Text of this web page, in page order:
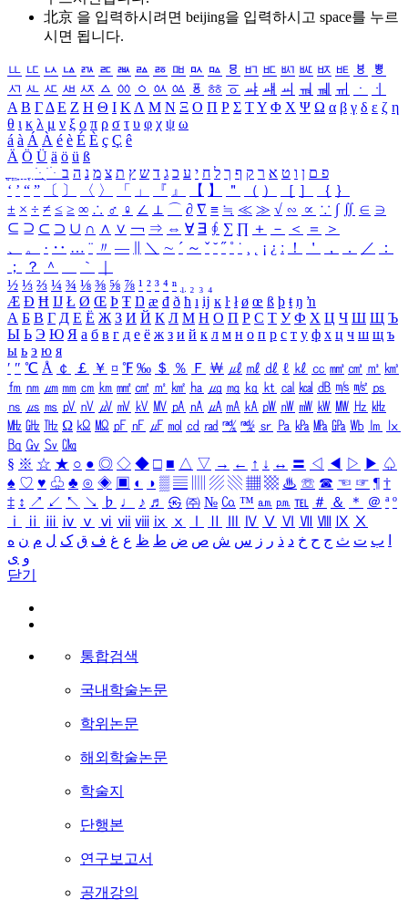
北京 을 입력하시려면 beijing을 입력하시고 space를 누르
시면 됩니다.
ㅥ ㅦ ㅧ ㅨ ㅩ ㅪ ㅫ ㅬ ㅭ ㅮ ㅯ ㅰ ㅱ ㅲ ㅳ ㅴ ㅵ ㅶ ㅷ ㅸ
ㅹ
ㅺ ㅻ ㅼ ㅽ ㅾ ㅿ ㆀ ㆁ ㆂ ㆃ ㆄ ㆅ ㆆ ㆇ ㆈ ㆉ ㆊ ㆋ ㆌ ㆍ
ㆎ
Α Β ΓΔ Ε Ζ Η Θ Ι ΚΛ Μ Ν Ξ Ο Π Ρ Σ ΤΥ Φ Χ Ψ Ω α β γ δ ε ζ η
θ ι κ λ μ ν ξ ο π ρ σ τ υ φ χ ψ ω
á à Á À é è É È ç Ç ê
Ä Ö Ü ä ö ü ß
ִֶֹ ֻּ ׁׂ פ ם ן ו ט א ר ק ף ך ל ח י ע כ ג ד ש ץ ת צ מ נ ה ב
‘ ’ “ ” 〔 〕 〈 〉 「 」 『 』 【 】 ＂ （ ） ［ ］ ｛ ｝
± × ÷ ≠ ≤ ≥ ∞ ∴ ♂ ♀ ∠ ⊥ ⌒ ∂ ∇ ≡ ≒ ≪ ≫ √ ∽ ∝ ∵ ∫ ∬ ∈ ∋
⊆ ⊇ ⊂ ⊃ ∪ ∩ ∧ ∨ ￢ ⇒ ⇔ ∀ ∃ ∮ ∑ ∏ ＋ － ＜ ＝
＞
、
。 · ‥ … ¨ 〃 ― ＼ ∼ ´ ～ ˇ ˘ ˝ ˚ ˙ ¸ ¡ ¿ ː ！ ＇ ， ． ／
：
；
？ ＾ ｀
½ ⅓ ⅔ ¼ ¾ ⅛ ⅜ ⅝ ⅞ ¹ ² ³ ⁴ ⁿ ₁ ₂ ₃ ₄
Æ Ð Ħ Ĳ Ł Ø Œ Þ Ŧ Ŋ æ đ ð ħ ı ĳ ĸ ŀ ł ø œ ß þ ŧ ŋ ŉ
А Б В Г Д Е Ё Ж З И Й К Л М Н О П Р С Т У Ф Х Ц Ч Ш Щ Ъ
Ы Ь Э Ю Я а б в г д е ё ж з и й к л м н о п р с т у ф х ц ч ш щ ъ
ы ь э ю я
′ ″ ℃ Å ￠ ￡ ￥ ¤ ℉ ‰ ＄ ％ Ｆ ￦ ㎕ ㎖ ㎗ ℓ ㎘ ㏄ ㎣ ㎤ ㎥ ㎦
㎙ ㎚ ㎛ ㎜ ㎝ ㎞ ㎟ ㎠ ㎡ ㎢ ㏊ ㎍ ㎎ ㎏ ㏏ ㎈ ㎉ ㏈ ㎧ ㎨ ㎰
㎱ ㎲ ㎳ ㎴ ㎵ ㎶ ㎷ ㎸ ㎹ ㎀ ㎁ ㎂ ㎃ ㎄ ㎺ ㎻ ㎽ ㎾ ㎿ ㎐ ㎑
㎒ ㎓ ㎔ Ω ㏀ ㏁ ㎊ ㎋ ㎌ ㏖ ㏅ ㎭ ㎮ ㎯ ㏛ ㎩ ㎪ ㎫ ㎬ ㏝ ㏐
㏓
㏃ ㏉ ㏜ ㏆
§ ※ ☆ ★ ○ ● ◎ ◇ ◆ □ ■ △ ▽ → ← ↑ ↓ ↔ 〓 ◁ ◀ ▷ ▶ ♤
♠ ♡ ♥ ♧ ♣ ⊙ ◈ ▣ ◐ ◑ ▒ ▤ ▨ ▧ ▦ ▩ ♨ ☏ ☎ ☜ ☞ ¶ †
‡ ↕ ↗ ↙ ↖ ↘ ♭ ♩ ♪ ♬ ㉿ ㈜ № ㏇ ™ ㏂ ㏘ ℡ ＃ ＆ ＊ ＠ ª º
ⅰ
ⅱ ⅲ ⅳ ⅴ ⅵ ⅶ ⅷ ⅸ ⅹ Ⅳ Ⅴ Ⅵ Ⅶ Ⅷ Ⅸ Ⅹ
ب ت ث ج ح خ د ذ ر ز س ش ص ض ط ظ ع غ ف ق ک ل م ن ه
و ی
닫기
통합검색
국내학술논문
학위논문
해외학술논문
학술지
단행본
연구보고서
공개강의